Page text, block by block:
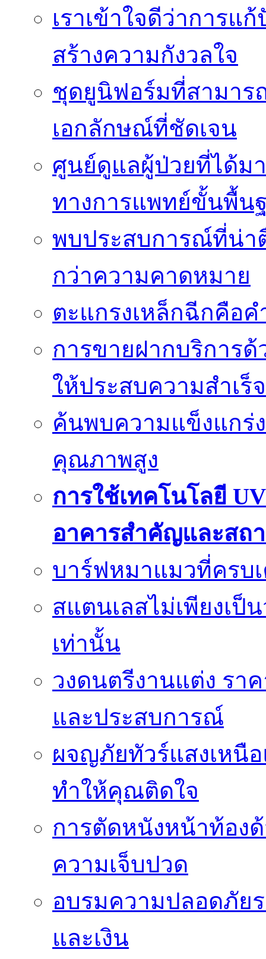
เราเข้าใจดีว่าการแ
สร้างความกังวลใจ
ชุดยูนิฟอร์มที่สามาร
เอกลักษณ์ที่ชัดเจน
ศูนย์ดูแลผู้ป่วยที่ได้ม
ทางการแพทย์ขั้นพื้น
พบประสบการณ์ที่น่าตื่
กว่าความคาดหมาย
ตะแกรงเหล็กฉีกคือ
การขายฝากบริการ
ให้ประสบความสำเร็จ
ค้นพบความแข็งแกร่
คุณภาพสูง
การใช้เทคโนโลยี
อาคารสำคัญและสถ
บาร์ฟหมาแมวที่ครบ
สแตนเลสไม่เพียงเ
เท่านั้น
วงดนตรีงานแต่ง รา
และประสบการณ์
ผจญภัยทัวร์แสงเหนื
ทำให้คุณติดใจ
การตัดหนังหน้าท้อง
ความเจ็บปวด
อบรมความปลอดภัย
และเงิน